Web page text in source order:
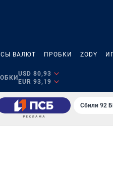
ВАЛЮТ ПРОБКИ ZODY
USD 80,93
EUR 93,19
Сбили 92